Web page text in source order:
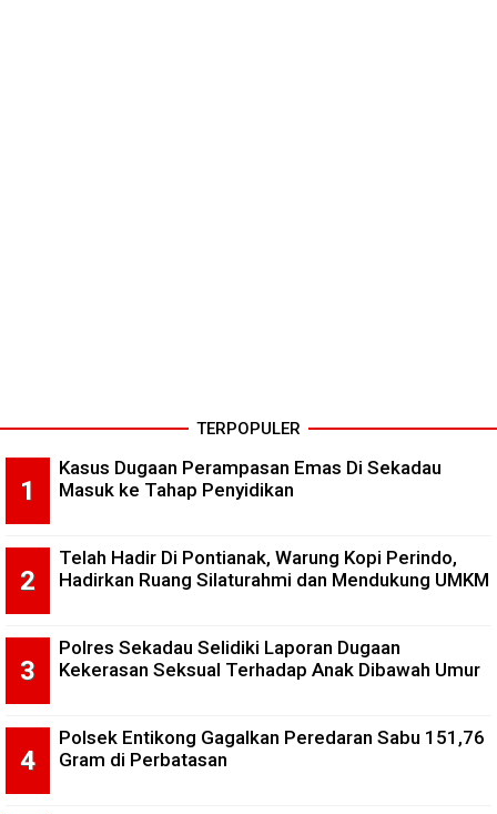
TERPOPULER
Kasus Dugaan Perampasan Emas Di Sekadau
Masuk ke Tahap Penyidikan
Telah Hadir Di Pontianak, Warung Kopi Perindo,
Hadirkan Ruang Silaturahmi dan Mendukung UMKM
Polres Sekadau Selidiki Laporan Dugaan
Kekerasan Seksual Terhadap Anak Dibawah Umur
Polsek Entikong Gagalkan Peredaran Sabu 151,76
Gram di Perbatasan